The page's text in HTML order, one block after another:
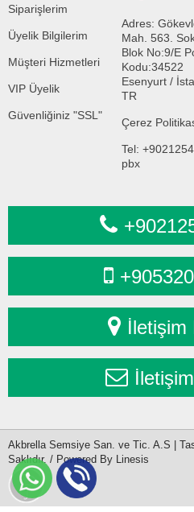
Siparişlerim
Üyelik Bilgilerim
Müşteri Hizmetleri
VIP Üyelik
Güvenliğiniz "SSL"
Adres:
Mah. 563.
Blok No:9/E
Kodu:34522
Esenyurt /
TR
Çerez
Tel:
pbx
İletişim
Akbrella Semsiye San. ve Tic. A.S |
Saklıdır. / Powered By Linesis